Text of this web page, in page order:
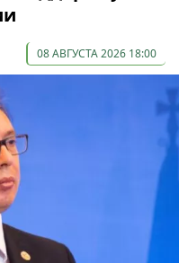
08 АВГУСТА 2026 18:00